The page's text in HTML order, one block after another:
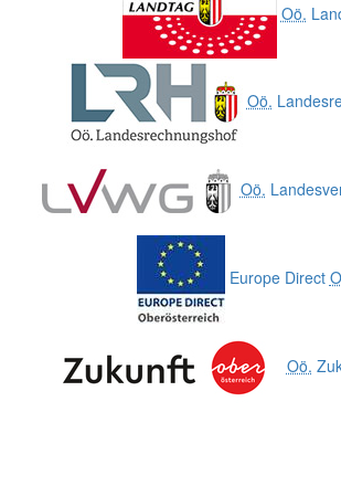
Oö.
Oö.
Oö.
Europe Direct
Oö.